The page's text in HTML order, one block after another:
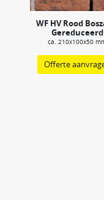
WF HV Rood
Gereduceerd
ca. 210x100x50
Offerte